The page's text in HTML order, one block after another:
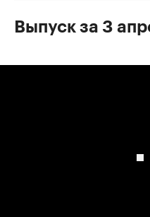
Выпуск за 3